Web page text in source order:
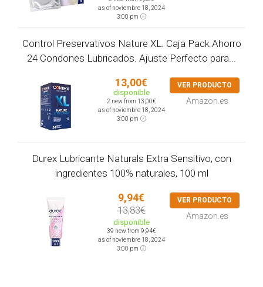
as of noviembre 18, 2024
3:00 pm
Control Preservativos Nature XL. Caja Pack Ahorro
24 Condones Lubricados. Ajuste Perfecto para...
13,00€
disponible
2 new from 13,00€
as of noviembre 18, 2024
3:00 pm
VER PRODUCTO
Amazon.es
Durex Lubricante Naturals Extra Sensitivo, con
ingredientes 100% naturales, 100 ml
9,94€
13,83€
disponible
39 new from 9,94€
as of noviembre 18, 2024
3:00 pm
VER PRODUCTO
Amazon.es